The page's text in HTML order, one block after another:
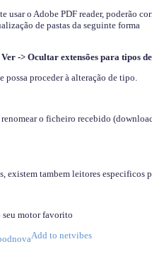
usar o Adobe PDF reader, poderão
de pastas da seguinte forma
-> Ocultar extensões para tipos
possa proceder à alteração de tipo.
o ficheiro recebido
existem tambem leitores especificos
seu motor favorito